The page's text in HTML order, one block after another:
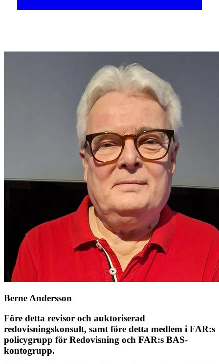
Berne Andersson
Före detta revisor och auktoriserad
redovisningskonsult, samt före detta medlem i FAR:s
policygrupp för Redovisning och FAR:s BAS-
kontogrupp.